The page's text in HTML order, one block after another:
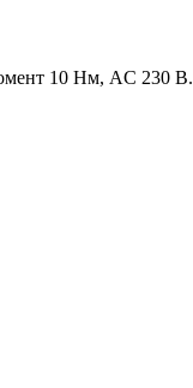
10 Нм, AC 230 В.